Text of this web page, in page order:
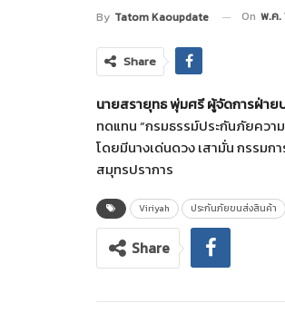
By Tatom Kaoupdate On พ.ค.
Share
นายสรายุทธ พุ่มศรี ผู้จัดการฝ่าย
ทดแทน “กรมธรรม์ประกันภัยคว
โดยมีนางเด่นดวง เสามั่น กรรม
สมุทรปราการ
Viriyah ประกันภัยขนส่งสินค้า
Share